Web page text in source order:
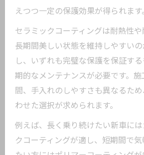
えつつ一定の保護効果が得られます
セラミックコーティングは耐熱性や
長期間美しい状態を維持しやすい
し、いずれも完璧な保護を保証す
期的なメンテナンスが必要です。
間、手入れのしやすさも異なるた
わせた選択が求められます。
例えば、長く乗り続けたい新車に
クコーティングが適し、短期間で